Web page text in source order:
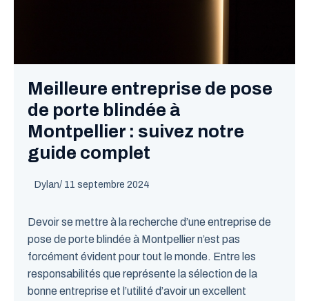
Meilleure entreprise de pose
de porte blindée à
Montpellier : suivez notre
guide complet
Dylan/ 11 septembre 2024
Devoir se mettre à la recherche d’une entreprise de
pose de porte blindée à Montpellier n’est pas
forcément évident pour tout le monde. Entre les
responsabilités que représente la sélection de la
bonne entreprise et l’utilité d’avoir un excellent